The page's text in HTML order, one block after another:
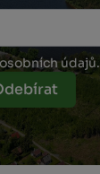
údajů.